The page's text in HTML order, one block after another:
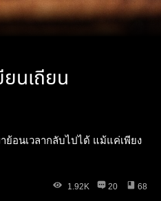
นเถียน
ย้อนเวลากลับไปได้ แม้แค่เพียง
1.92K 20 68